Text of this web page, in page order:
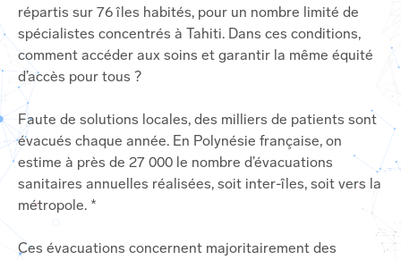
répartis sur 76 îles habités, pour un nombre limité de
spécialistes concentrés à Tahiti. Dans ces conditions,
comment accéder aux soins et garantir la même équité
d’accès pour tous ?
Faute de solutions locales, des milliers de patients sont
évacués chaque année. En Polynésie française, on
estime à près de 27 000 le nombre d’évacuations
sanitaires annuelles réalisées, soit inter-îles, soit vers la
métropole. *
Ces évacuations concernent majoritairement des